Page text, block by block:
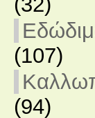
(107)
(94)